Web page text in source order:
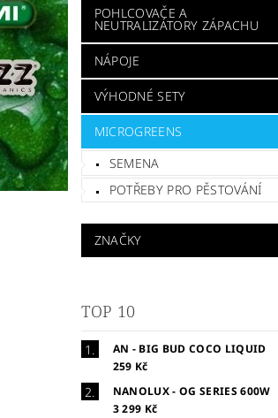
POHLCOVAČE A
NEUTRALIZÁTORY ZÁPACHU
NÁPOJE
VÝHODNÉ SETY
MICROGREENS
SEMENA
POTŘEBY PRO PĚSTOVÁNÍ
ZNAČKY
TOP 10
AN - BIG BUD COCO LIQUID
259 Kč
NANOLUX - OG SERIES 600W
3 299 Kč